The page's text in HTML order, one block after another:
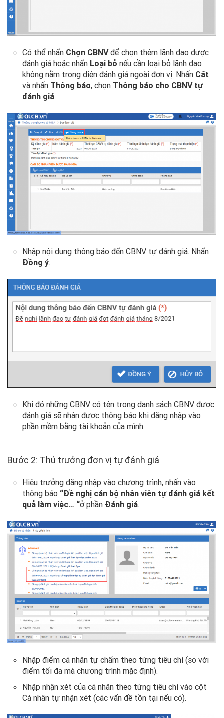
Có thể nhấn Chọn CBNVđể chọn thêm lãnh đạo được
đánh giá hoặc nhấn Loại bỏ nếu cần loại bỏ lãnh đạo
không nằm trong diện đánh giá ngoài đơn vị. Nhấn Cất
và nhấn Thông báo, chọn Thông báo cho CBNV tự
đánh giá.
Nhập nội dung thông báo đến CBNV tự đánh giá. Nhấn
Đồng ý.
Khi đó những CBNV có tên trong danh sách CBNV được
đánh giá sẽ nhận được thông báo khi đăng nhập vào
phần mềm bằng tài khoản của mình.
Bước 2: Thủ trưởng đơn vị tự đánh giá
Hiệu trưởng đăng nhập vào chương trình, nhấn vào
thông báo “Đề nghị cán bộ nhân viên tự đánh giá kết
quả làm việc… “ở phần Đánh giá.
Nhập điểm cá nhân tự chấm theo từng tiêu chí (so với
điểm tối đa mà chương trình mặc định).
Nhập nhận xét của cá nhân theo từng tiêu chí vào cột
Cá nhân tự nhận xét (các vấn đề tồn tại nếu có).